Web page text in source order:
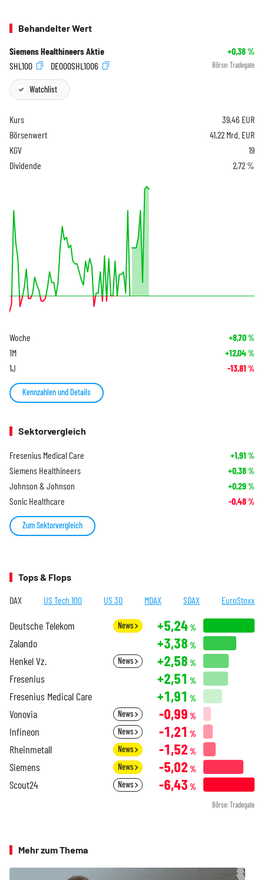
Behandelter Wert
Siemens Healthineers Aktie +0,38%
SHL100
DE000SHL1006 Börse: Tradegate
Watchlist
Kurs 39,46 EUR
Börsenwert
41,22 Mrd. EUR
KGV
19
Dividende
2,72 %
Woche +8,70%
1M +12,04%
1J -13,81 %
Kennzahlen und Details
Sektorvergleich
Fresenius Medical Care +1,91 %
Siemens Healthineers +0,38%
Johnson & Johnson +0,29%
Sonic Healthcare -0,48%
Zum Sektorvergleich
Tops & Flops
DAX US Tech 100 US 30 MDAX SDAX EuroStoxx
Deutsche Telekom News +5,24%
Zalando +3,38 %
Henkel Vz. News +2,58 %
Fresenius +2,51 %
Fresenius Medical Care +1,91 %
Vonovia News -0,99 %
Infineon News -1,21 %
Rheinmetall News -1,52 %
Siemens News -5,02 %
Scout24 News -6,43 %
Börse: Tradegate
Mehr zum Thema